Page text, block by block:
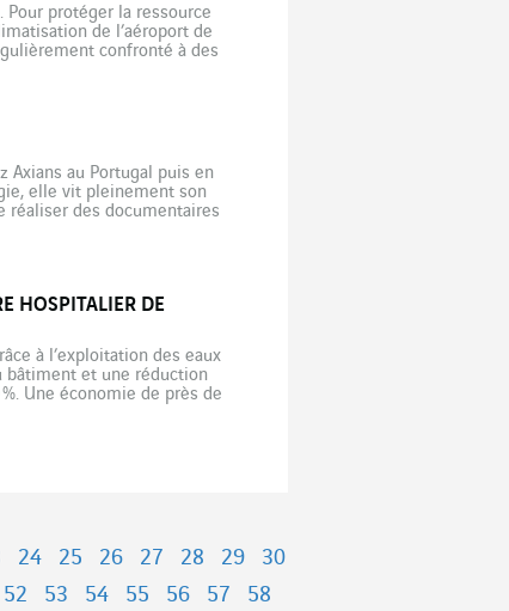
protéger la ressource
de l’aéroport de
confronté à des
Axians au Portugal puis en
elle vit pleinement son
réaliser des documentaires
HOSPITALIER DE
à l’exploitation des eaux
bâtiment et une réduction
Une économie de près de
24 25 26 27 28 29
30
52 53 54 55 56 57
58